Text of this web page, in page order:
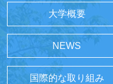
大学概要
NEWS
国際的な取り組み